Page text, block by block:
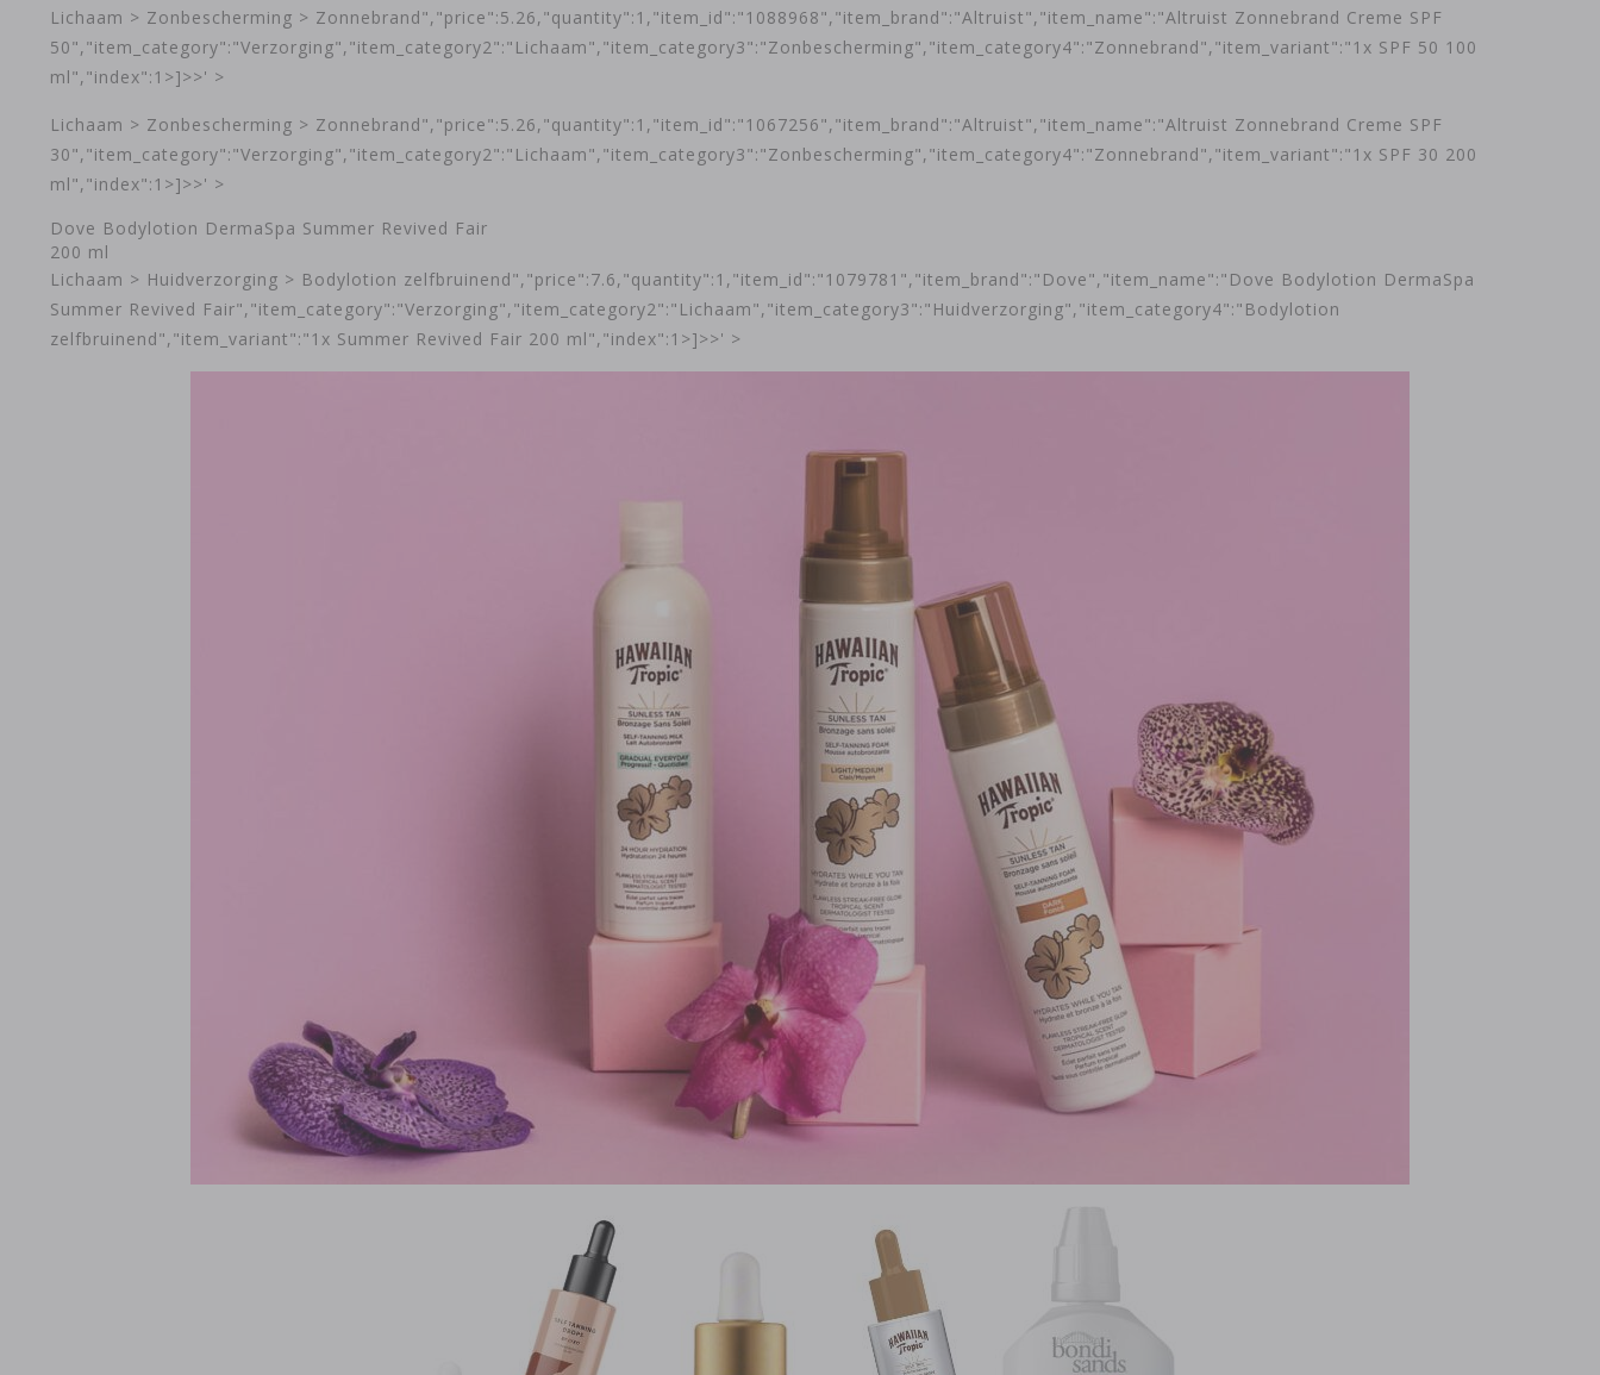
Lichaam > Zonbescherming > Zonnebrand","price":5.26,"quantity":1,"item_id":"1088968","item_brand":"Altruist","item_name":"Altruist Zonnebrand Creme SPF
50","item_category":"Verzorging","item_category2":"Lichaam","item_category3":"Zonbescherming","item_category4":"Zonnebrand","item_variant":"1x SPF 50 100
ml","index":1>]>>' >
Lichaam > Zonbescherming > Zonnebrand","price":5.26,"quantity":1,"item_id":"1067256","item_brand":"Altruist","item_name":"Altruist Zonnebrand Creme SPF
30","item_category":"Verzorging","item_category2":"Lichaam","item_category3":"Zonbescherming","item_category4":"Zonnebrand","item_variant":"1x SPF 30 200
ml","index":1>]>>' >
Dove Bodylotion DermaSpa Summer Revived Fair
200 ml
Lichaam > Huidverzorging > Bodylotion zelfbruinend","price":7.6,"quantity":1,"item_id":"1079781","item_brand":"Dove","item_name":"Dove Bodylotion DermaSpa
Summer Revived Fair","item_category":"Verzorging","item_category2":"Lichaam","item_category3":"Huidverzorging","item_category4":"Bodylotion
zelfbruinend","item_variant":"1x Summer Revived Fair 200 ml","index":1>]>>' >